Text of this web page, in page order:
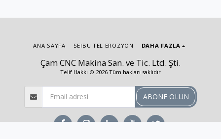
Çam CNC Makina San. ve Tic. Ltd. Şti.
Telif Hakkı © 2026 Tüm hakları saklıdır
ANA SAYFA SEIBU TEL EROZYON DAHA FAZLA
ABONE OLUN